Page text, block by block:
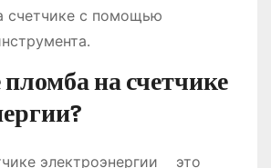
счетчике с помощью
на счетчике
электроэнергии ⎯ это